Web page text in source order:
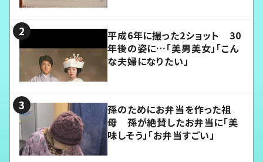
平成6年に撮った2ショット 30
年後の姿に…「美男美女」「こん
な夫婦になりたい」
孫のためにお弁当を作った祖
母 孫が絶賛したお弁当に「美
味しそう」「お弁当すごい」